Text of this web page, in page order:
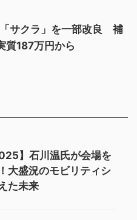
「サクラ」を一部改良 補
質187万円から
】石川温氏が会場を
大盛況のモビリティシ
た未来